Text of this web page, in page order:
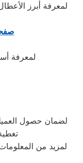
لمعرفة أبرز
لمعرفة
لضمان حصول
لمزيد من